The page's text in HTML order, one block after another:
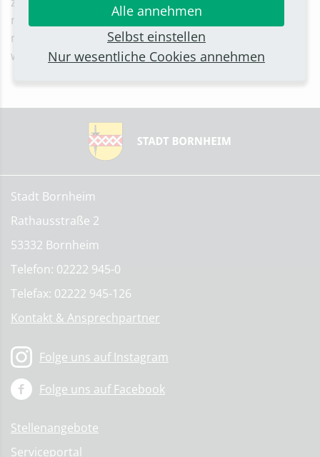
nicht aufgehoben. Ein genauer Termin steht zwar noch
nicht fest. Sobald ein neues Datum gefunden wurde,
wird die Stadt dies bekanntgeben und dazu einladen.
Stadt Bornheim
Rathausstraße 2
53332 Bornheim
Telefon: 02222 945-0
Telefax: 02222 945-126
Kontakt & Ansprechpartner
Folge uns auf Instagram
Folge uns auf Facebook
Stellenangebote
Serviceportal
Alle annehmen
Selbst einstellen
Nur wesentliche Cookies annehmen